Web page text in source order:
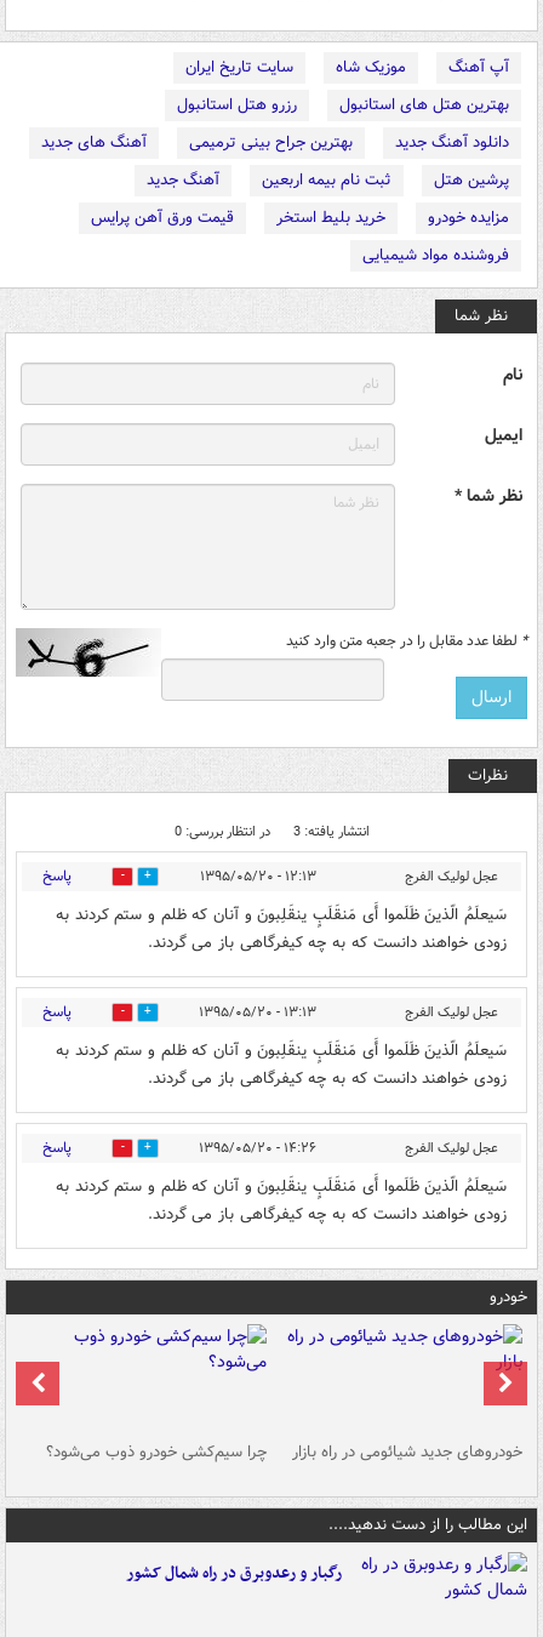
آپ آهنگ موزیک شاه
سایت تاریخ ایران
بهترین هتل های استانبول
رزرو هتل استانبول
دانلود آهنگ جدید
بهترین جراح بینی ترمیمی
آهنگ های جدید
پرشین هتل
ثبت نام بیمه اربعین
آهنگ جدید
مزایده خودرو
خرید بلیط استخر
قیمت ورق آهن پرایس
فروشنده مواد شیمیایی
نظر شما
نام
ایمیل
نظر شما *
* لطفا عدد مقابل را در جعبه متن وارد کنید
نظرات
انتشار یافته: 3 در انتظار بررسی: 0
عجل لولیک الفرج ۱۲:۱۳ - ۱۳۹۵/۰۵/۲۰ 0 پاسخ
سَیعلَمُ الّذینَ ظَلَموا أَی مَنقَلَبٍ ینقَلِبونَ و آنان که ظلم و ستم کردند به
زودی خواهند دانست که به چه کیفرگاهی باز می گردند.
عجل لولیک الفرج ۱۳:۱۳ - ۱۳۹۵/۰۵/۲۰ 0 پاسخ
سَیعلَمُ الّذینَ ظَلَموا أَی مَنقَلَبٍ ینقَلِبونَ و آنان که ظلم و ستم کردند به
زودی خواهند دانست که به چه کیفرگاهی باز می گردند.
عجل لولیک الفرج ۱۴:۲۶ - ۱۳۹۵/۰۵/۲۰ 0 پاسخ
سَیعلَمُ الّذینَ ظَلَموا أَی مَنقَلَبٍ ینقَلِبونَ و آنان که ظلم و ستم کردند به
زودی خواهند دانست که به چه کیفرگاهی باز می گردند.
خودرو
خودروهای جدید شیائومی در راه بازار چرا سیم‌کشی خودرو ذوب می‌شود؟
این مطالب را از دست ندهید....
رگبار و رعدوبرق در راه شمال کشور